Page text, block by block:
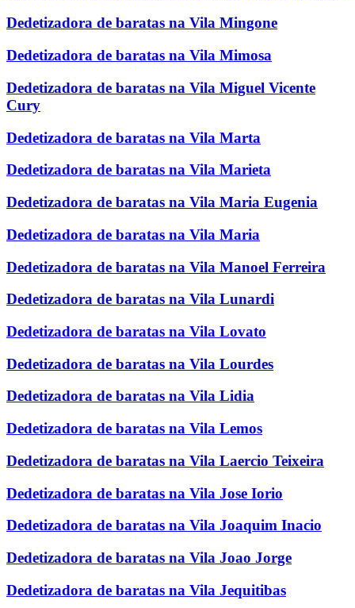
Dedetizadora de baratas na Vila Mingone
Dedetizadora de baratas na Vila Mimosa
Dedetizadora de baratas na Vila Miguel Vicente
Cury
Dedetizadora de baratas na Vila Marta
Dedetizadora de baratas na Vila Marieta
Dedetizadora de baratas na Vila Maria Eugenia
Dedetizadora de baratas na Vila Maria
Dedetizadora de baratas na Vila Manoel Ferreira
Dedetizadora de baratas na Vila Lunardi
Dedetizadora de baratas na Vila Lovato
Dedetizadora de baratas na Vila Lourdes
Dedetizadora de baratas na Vila Lidia
Dedetizadora de baratas na Vila Lemos
Dedetizadora de baratas na Vila Laercio Teixeira
Dedetizadora de baratas na Vila Jose Iorio
Dedetizadora de baratas na Vila Joaquim Inacio
Dedetizadora de baratas na Vila Joao Jorge
Dedetizadora de baratas na Vila Jequitibas